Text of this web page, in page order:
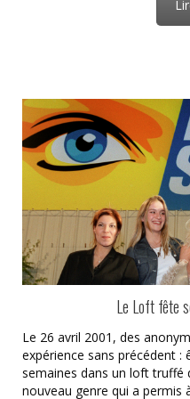
Le Loft fête
Le 26 avril 2001, des
expérience sans précédent
semaines dans un loft truffé
nouveau genre qui a permis